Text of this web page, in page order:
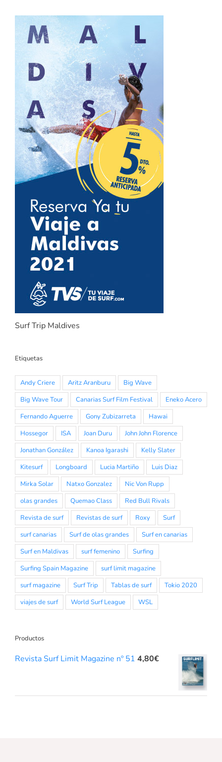
Surf Trip Maldives
Etiquetas
Andy Criere Aritz Aranburu
Big Wave
Big Wave Tour
Canarias Surf Film Festival
Eneko Acero
Fernando Aguerre
Gony Zubizarreta
Hawai
Hossegor
ISA Joan Duru
John John Florence
Jonathan González
Kanoa Igarashi
Kelly Slater
Kitesurf
Longboard Lucia Martiño
Luis Diaz
Mirka Solar
Natxo Gonzalez
Nic Von Rupp
olas grandes
Quemao Class
Red Bull Rivals
Revista de surf
Revistas de surf Roxy
Surf
surf canarias
Surf de olas grandes
Surf en canarias
Surf en Maldivas
surf femenino
Surfing
Surfing Spain Magazine
surf limit magazine
surf magazine
Surf Trip Tablas de surf
Tokio 2020
viajes de surf
World Surf League WSL
Productos
Revista Surf Limit Magazine nº 51 4,80€